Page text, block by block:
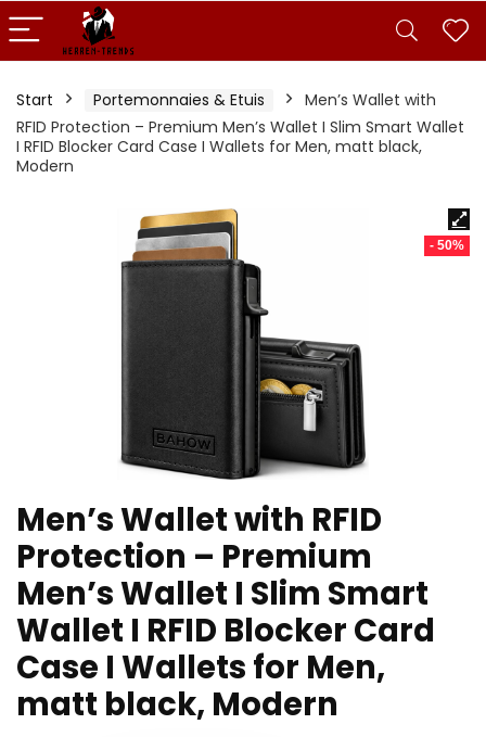
Start Portemonnaies & Etuis
Men’s Wallet with
RFID Protection – Premium Men’s Wallet I Slim Smart Wallet
I RFID Blocker Card Case I Wallets for Men, matt black,
Modern
- 50%
Men’s Wallet with RFID
Protection – Premium
Men’s Wallet I Slim Smart
Wallet I RFID Blocker Card
Case I Wallets for Men,
matt black, Modern